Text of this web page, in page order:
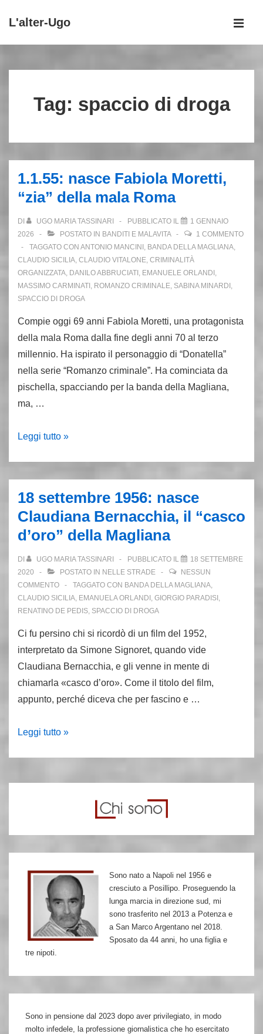
Vai
principale
L'alter-Ugo
principale
Tag: spaccio di droga
1.1.55: nasce Fabiola Moretti,
“zia” della mala Roma
DI UGO MARIA TASSINARI PUBBLICATO IL
1 GENNAIO
2026
POSTATO IN BANDITI E MALAVITA
1 COMMENTO
TAGGATO CON ANTONIO MANCINI , BANDA DELLA MAGLIANA,
CLAUDIO SICILIA, CLAUDIO VITALONE, CRIMINALITÀ
ORGANIZZATA, DANILO ABBRUCIATI , EMANUELE ORLANDI ,
MASSIMO CARMINATI , ROMANZO CRIMINALE, SABINA MINARDI ,
SPACCIO DI DROGA
Compie oggi 69 anni Fabiola Moretti, una protagonista
della mala Roma dalla fine degli anni 70 al terzo
millennio. Ha ispirato il personaggio di “Donatella”
nella serie “Romanzo criminale”. Ha cominciata da
pischella, spacciando per la banda della Magliana,
ma, …
1.1.55:
“zia”
della
mala
Leggi tutto »
18 settembre 1956: nasce
Claudiana Bernacchia, il “casco
d’oro” della Magliana
DI UGO MARIA TASSINARI PUBBLICATO IL
18 SETTEMBRE
2020
POSTATO IN NELLE STRADE
NESSUN
COMMENTO
TAGGATO CON BANDA DELLA MAGLIANA,
CLAUDIO SICILIA, EMANUELA ORLANDI , GIORGIO PARADISI ,
RENATINO DE PEDIS, SPACCIO DI DROGA
Ci fu persino chi si ricordò di un film del 1952,
interpretato da Simone Signoret, quando vide
Claudiana Bernacchia, e gli venne in mente di
chiamarla «casco d’oro». Come il titolo del film,
appunto, perché diceva che per fascino e …
18
nasce
Magliana
Leggi tutto »
Sono nato a Napoli nel 1956 e
cresciuto a Posillipo. Proseguendo la
lunga marcia in direzione sud, mi
sono trasferito nel 2013 a Potenza e
a San Marco Argentano nel 2018.
Sposato da 44 anni, ho una figlia e
tre nipoti.
Sono in pensione dal 2023 dopo aver privilegiato, in modo
molto infedele, la professione giornalistica che ho esercitato